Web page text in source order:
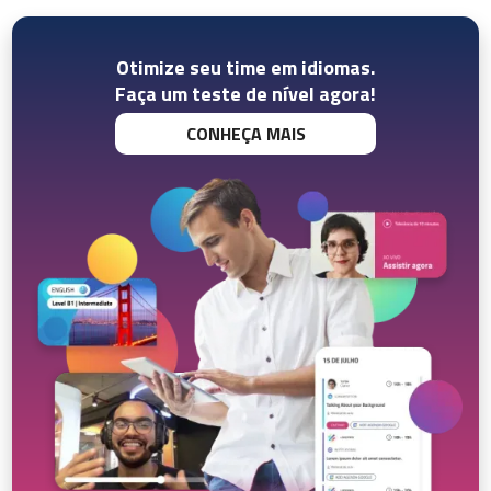
Otimize seu time em idiomas.
Faça um teste de nível agora!
CONHEÇA MAIS